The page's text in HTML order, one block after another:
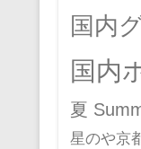
国内
国内
夏
星のや京